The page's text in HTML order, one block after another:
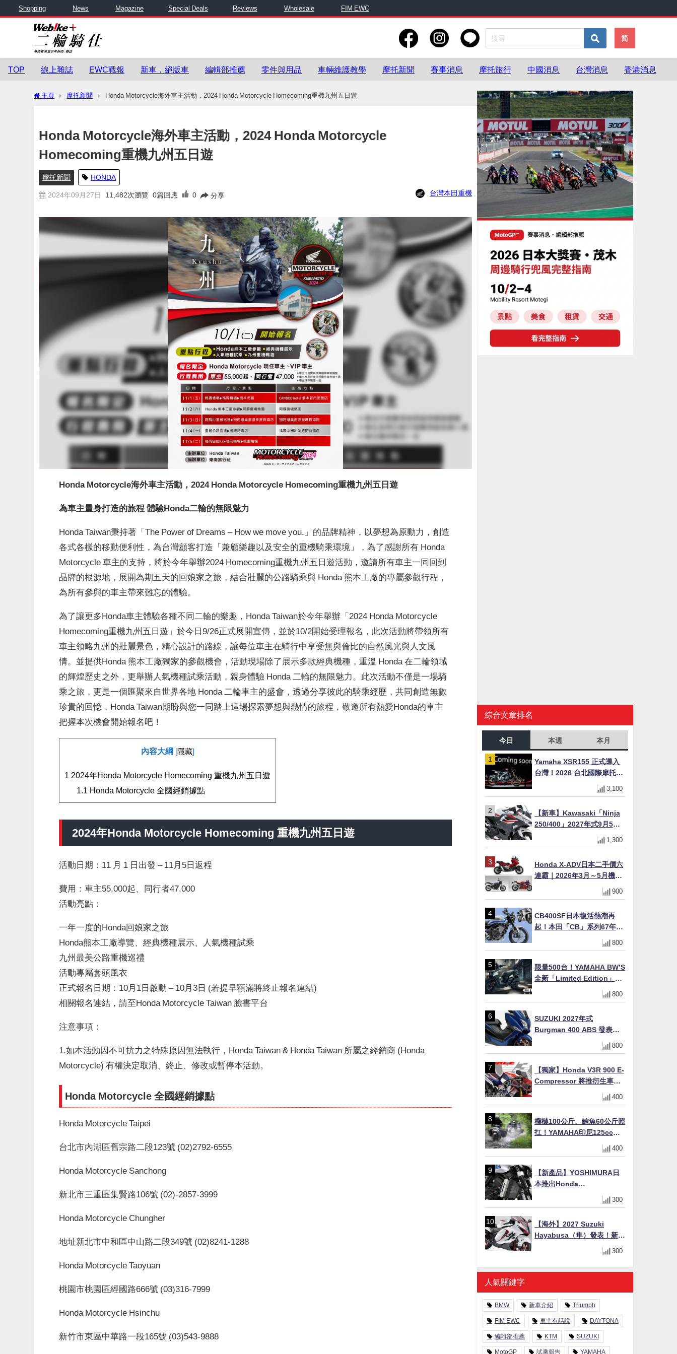
Shopping News Magazine Special Deals Reviews Wholesale FIM EWC
简
TOP 線上雜誌 EWC戰報 新車．絕版車 編輯部推薦 零件與用品 車輛維護教學 摩托新聞 賽事消息 摩托旅行 中國消息 台灣消息 香港消息
主頁 摩托新聞 Honda Motorcycle海外車主活動，2024 Honda Motorcycle Homecoming重機九州五日遊
Honda Motorcycle海外車主活動，2024 Honda Motorcycle
Homecoming重機九州五日遊
摩托新聞 HONDA
2024年09月27日 11,482次瀏覽 0篇回應 0 分享 台灣本田重機
Honda Motorcycle海外車主活動，2024 Honda Motorcycle Homecoming重機九州五日遊
為車主量身打造的旅程 體驗Honda二輪的無限魅力
Honda Taiwan秉持著「The Power of Dreams – How we move you. 」的品牌精神，以夢想為原動力，創造
各式各樣的移動便利性，為台灣顧客打造「兼顧樂趣以及安全的重機騎乘環境」，為了感謝所有 Honda
Motorcycle車主的支持，將於今年舉辦2024 Homecoming重機九州五日遊活動，邀請所有車主一同回到
品牌的根源地，展開為期五天的回娘家之旅，結合壯麗的公路騎乘與 Honda 熊本工廠的專屬參觀行程，
為所有參與的車主帶來難忘的體驗。
為了讓更多Honda車主體驗各種不同二輪的樂趣， Honda Taiwan於今年舉辦「 2024 Honda Motorcycle
Homecoming重機九州五日遊」於今日9/26正式展開宣傳，並於10/2開始受理報名，此次活動將帶領所有
車主領略九州的壯麗景色，精心設計的路線，讓每位車主在騎行中享受無與倫比的自然風光與人文風
情。並提供Honda 熊本工廠獨家的參觀機會，活動現場除了展示多款經典機種，重溫 Honda在二輪領域
的輝煌歷史之外，更舉辦人氣機種試乘活動，親身體驗 Honda 二輪的無限魅力。此次活動不僅是一場騎
乘之旅，更是一個匯聚來自世界各地 Honda 二輪車主的盛會，透過分享彼此的騎乘經歷，共同創造無數
珍貴的回憶， Honda Taiwan期盼與您一同踏上這場探索夢想與熱情的旅程，敬邀所有熱愛Honda的車主
把握本次機會開始報名吧！
內容大綱 隱藏]
1 2024年Honda Motorcycle Homecoming 重機九州五日遊
1.1 Honda Motorcycle 全國經銷據點
2024年Honda Motorcycle Homecoming重機九州五日遊
活動日期： 11 月 1 日出發 – 11月 5 日返程
費用：車主55,000起、同行者47,000
活動亮點：
一年一度的Honda回娘家之旅
Honda熊本工廠導覽、經典機種展示、人氣機種試乘
九州最美公路重機巡禮
活動專屬套頭風衣
正式報名日期： 10月 1 日啟動 – 10月3 日 (若提早額滿將終止報名連結)
相關報名連結，請至Honda Motorcycle Taiwan 臉書平台
注意事項：
1.如本活動因不可抗力之特殊原因無法執行， Honda Taiwan & Honda Taiwan 所屬之經銷商 (Honda
Motorcycle)有權決定取消、終止、修改或暫停本活動。
Honda Motorcycle全國經銷據點
Honda Motorcycle Taipei
台北市內湖區舊宗路二段123號 (02)2792-6555
Honda Motorcycle Sanchong
新北市三重區集賢路106號 (02)-2857-3999
Honda Motorcycle Chungher
地址新北市中和區中山路二段349號 (02)8241-1288
Honda Motorcycle Taoyuan
桃園市桃園區經國路666號 (03)316-7999
Honda Motorcycle Hsinchu
新竹市東區中華路一段165號 (03)543-9888
綜合文章排名
今日 本週 本月
Yamaha XSR155 正式導入
台灣！2026 台北國際摩托車
展亮相，70 週年紀念版
YZF-R 系列限量追加販售
3,100
【新車】Kawasaki「Ninja
250/400」2027年式9月5日
日本發售！新塗裝登場×價格
不變×輔助滑動式離合器
1,300
Honda X-ADV日本二手價六
連霸｜2026年3月～5月機車
轉售排行榜 CBR1000RR-R
FIREBLADE SP首度躋身前
900
CB400SF日本復活熱潮再
起！本田「CB」系列67年傳
奇解密 與CBR差異一次搞懂
800
限量500台！YAMAHA BW’S
全新「Limited Edition」都
市探索限定色 GOOPiMADE
聯名包同步登場
800
SUZUKI 2027年式
Burgman 400 ABS 發表！
8/18日本上市、支援E10汽油
售價98萬100日圓
800
【獨家】Honda V3R 900 E-
Compressor 將推衍生車
系？自然進氣 V3 同步測試
中，CG 預想曝光！
400
榴槤100公斤、鮪魚60公斤照
扛！YAMAHA印尼125cc速
克達Gear Ultima 2740公里
耐操實測
400
【新產品】YOSHIMURA日
本推出Honda
CB1000F/CB1000 HORNET
專用水箱護網，六角網紋設
300
【海外】2027 Suzuki
Hayabusa（隼）發表！新增
Special Edition 特仕版，全
新珍珠白塗裝與專屬配備登
場
300
人氣關鍵字
BMW 新車介紹 Triumph
FIM EWC 車主有話說 DAYTONA
編輯部推薦 KTM SUZUKI
MotoGP 試乘報告 YAMAHA